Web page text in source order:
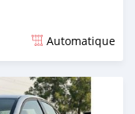
Automatique